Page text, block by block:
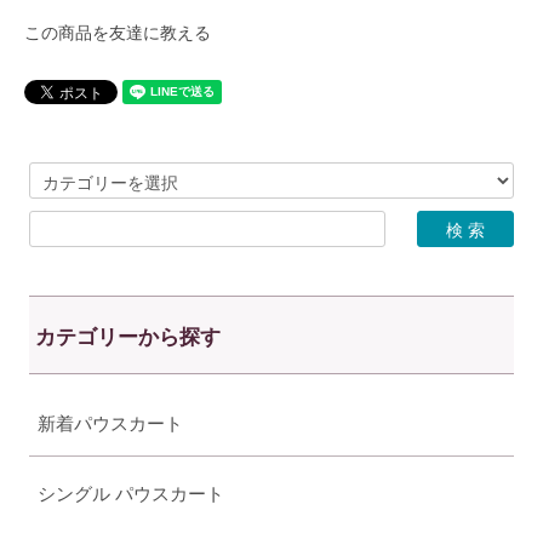
この商品を友達に教える
カテゴリーから探す
新着パウスカート
シングル パウスカート